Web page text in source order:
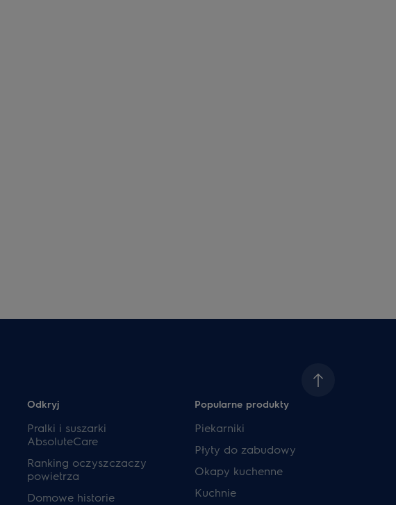
Odkryj
Pralki i suszarki
AbsoluteCare
Ranking oczyszczaczy
powietrza
Domowe historie
Popularne produkty
Piekarniki
Płyty do zabudowy
Okapy kuchenne
Kuchnie